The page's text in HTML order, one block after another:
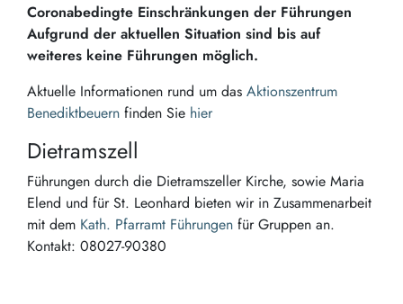
Coronabedingte Einschränkungen der Führungen
Aufgrund der aktuellen Situation sind bis auf
weiteres keine Führungen möglich.
Aktuelle Informationen rund um das Aktionszentrum
Benediktbeuern finden Sie hier
Dietramszell
Führungen durch die Dietramszeller Kirche, sowie Maria
Elend und für St. Leonhard bieten wir in Zusammenarbeit
mit dem Kath. Pfarramt Führungen für Gruppen an.
Kontakt: 08027-90380